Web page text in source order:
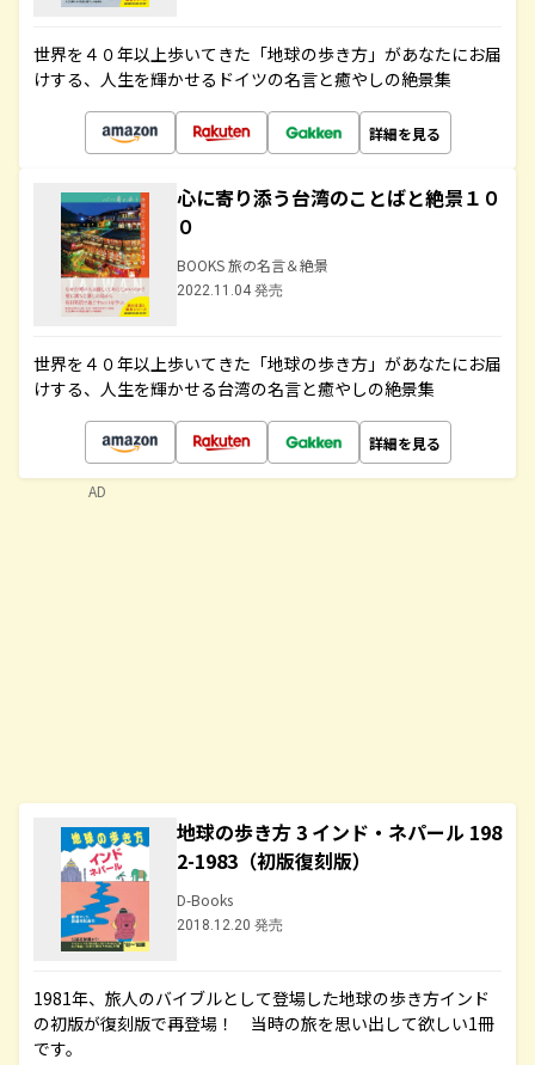
世界を４０年以上歩いてきた「地球の歩き方」があなたにお届
けする、人生を輝かせるドイツの名言と癒やしの絶景集
詳細を見る
心に寄り添う台湾のことばと絶景１０
０
BOOKS 旅の名言＆絶景
2022.11.04 発売
世界を４０年以上歩いてきた「地球の歩き方」があなたにお届
けする、人生を輝かせる台湾の名言と癒やしの絶景集
詳細を見る
地球の歩き方 3 インド・ネパール 198
2-1983（初版復刻版）
D-Books
2018.12.20 発売
1981年、旅人のバイブルとして登場した地球の歩き方インド
の初版が復刻版で再登場！ 当時の旅を思い出して欲しい1冊
です。
AD